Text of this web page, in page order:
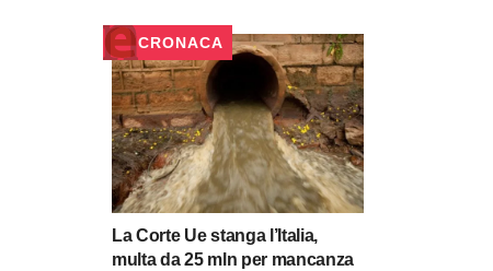
CRONACA
La Corte Ue stanga l’Italia,
multa da 25 mln per mancanza